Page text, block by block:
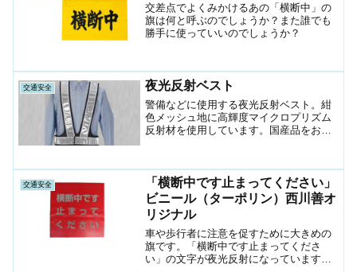
交差点でよくみかけるあの「横断中」の
旗は何と呼ぶのでしょうか？また誰でも
勝手に使っていいのでしょうか？
交通安全 夜光反射ベスト
警備などに使用する夜光反射ベスト。紺
色メッシュ地に高輝度マイクロプリズム
反射材を使用しています。国産品をお望
交通安全
「横断中です止まってください」
ビニール（ターポリン）西川善オ
リジナル
車や歩行者に注意を促すために大きめの
旗です。「横断中です止まってくださ
い」の文字が夜光反射になっています。